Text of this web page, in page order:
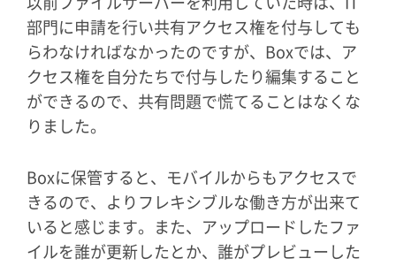
部門に申請を行い共有アクセス権を付与しても
らわなければなかったのですが、Boxでは、ア
クセス権を自分たちで付与したり編集すること
ができるので、共有問題で慌てることはなくな
りました。
Boxに保管すると、モバイルからもアクセスで
きるので、よりフレキシブルな働き方が出来て
いると感じます。また、アップロードしたファ
イルを誰が更新したとか、誰がプレビューした